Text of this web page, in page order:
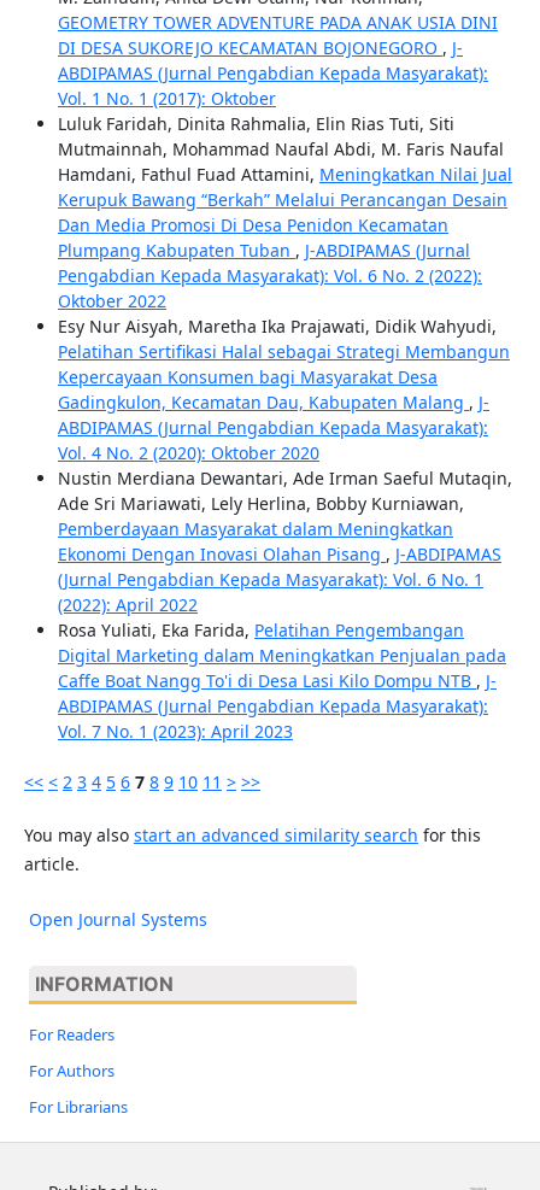
GEOMETRY TOWER ADVENTURE PADA ANAK USIA DINI
DI DESA SUKOREJO KECAMATAN BOJONEGORO , J-
ABDIPAMAS (Jurnal Pengabdian Kepada Masyarakat):
Vol. 1 No. 1 (2017): Oktober
Luluk Faridah, Dinita Rahmalia, Elin Rias Tuti, Siti
Mutmainnah, Mohammad Naufal Abdi, M. Faris Naufal
Hamdani, Fathul Fuad Attamini, Meningkatkan Nilai Jual
Kerupuk Bawang “Berkah” Melalui Perancangan Desain
Dan Media Promosi Di Desa Penidon Kecamatan
Plumpang Kabupaten Tuban , J-ABDIPAMAS (Jurnal
Pengabdian Kepada Masyarakat): Vol. 6 No. 2 (2022):
Oktober 2022
Esy Nur Aisyah, Maretha Ika Prajawati, Didik Wahyudi,
Pelatihan Sertifikasi Halal sebagai Strategi Membangun
Kepercayaan Konsumen bagi Masyarakat Desa
Gadingkulon, Kecamatan Dau, Kabupaten Malang , J-
ABDIPAMAS (Jurnal Pengabdian Kepada Masyarakat):
Vol. 4 No. 2 (2020): Oktober 2020
Nustin Merdiana Dewantari, Ade Irman Saeful Mutaqin,
Ade Sri Mariawati, Lely Herlina, Bobby Kurniawan,
Pemberdayaan Masyarakat dalam Meningkatkan
Ekonomi Dengan Inovasi Olahan Pisang , J-ABDIPAMAS
(Jurnal Pengabdian Kepada Masyarakat): Vol. 6 No. 1
(2022): April 2022
Rosa Yuliati, Eka Farida, Pelatihan Pengembangan
Digital Marketing dalam Meningkatkan Penjualan pada
Caffe Boat Nangg To'i di Desa Lasi Kilo Dompu NTB , J-
ABDIPAMAS (Jurnal Pengabdian Kepada Masyarakat):
Vol. 7 No. 1 (2023): April 2023
<< < 2 3 4 5 6 7 8 9 10 11 > >>
You may also start an advanced similarity search for this
article.
Open Journal Systems
INFORMATION
For Readers
For Authors
For Librarians